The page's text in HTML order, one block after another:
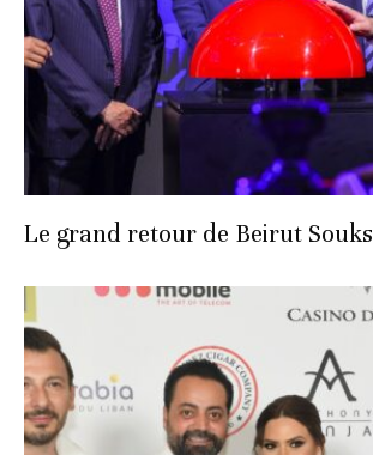
Le grand retour de Beirut Souks